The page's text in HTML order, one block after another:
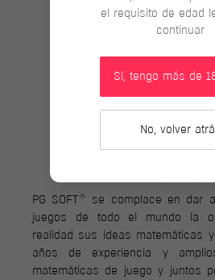
PG SOFT®
se complace en dar
juegos de todo el mundo la
realidad sus ideas matemáticas y
años de experiencia y
matemáticas de juego y juntos
el requisito de edad
continuar
Sí, tengo más de
No, volver